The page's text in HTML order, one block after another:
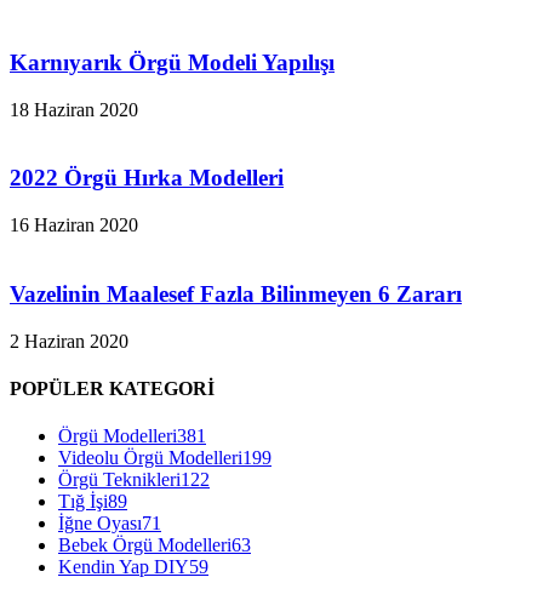
Karnıyarık Örgü Modeli Yapılışı
18 Haziran 2020
2022 Örgü Hırka Modelleri
16 Haziran 2020
Vazelinin Maalesef Fazla Bilinmeyen 6 Zararı
2 Haziran 2020
POPÜLER KATEGORİ
Örgü Modelleri381
Videolu Örgü Modelleri199
Örgü Teknikleri122
Tığ İşi89
İğne Oyası71
Bebek Örgü Modelleri63
Kendin Yap DIY59